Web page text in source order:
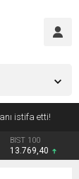
BIST 100
13.769,40